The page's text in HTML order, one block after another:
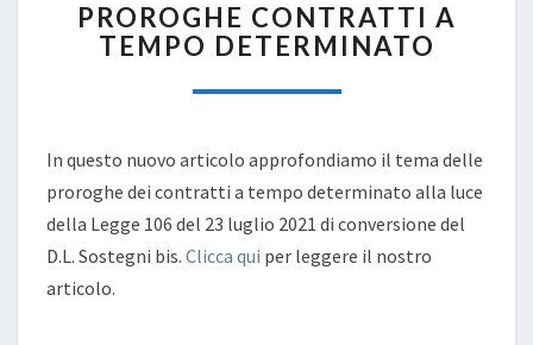
CONTRATTI
A
DETERMINATO
PROROGHE CONTRATTI A
TEMPO DETERMINATO
In questo nuovo articolo approfondiamo il tema delle
proroghe dei contratti a tempo determinato alla luce
della Legge 106 del 23 luglio 2021 di conversione del
D.L. Sostegni bis. Clicca qui per leggere il nostro
articolo.